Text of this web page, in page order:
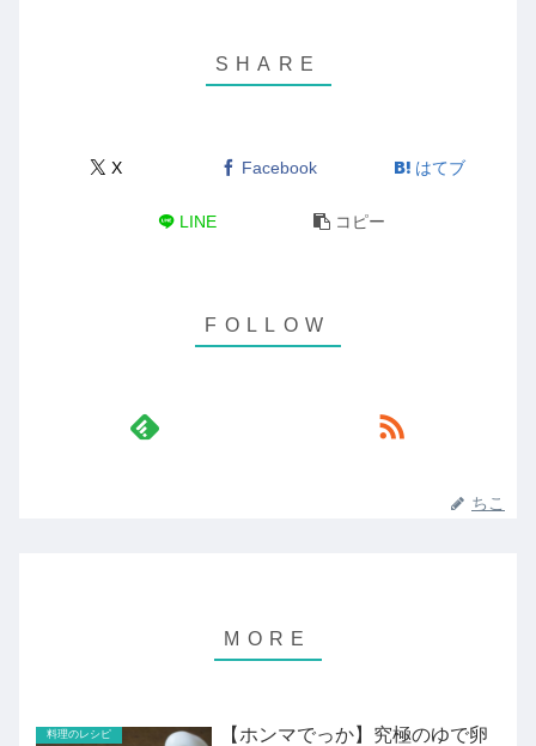
X Facebook はてブ
LINE コピー
ちこ
料理のレシピ
【ホンマでっか】究極のゆで卵